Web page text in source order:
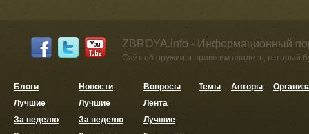
ZBROYA.info - Информационный
Сайт об оружии и праве им владеть, который
Блоги
Лучшие
За неделю
Новости
Лучшие
За неделю
Вопросы
Лента
Лучшие
Темы Авторы